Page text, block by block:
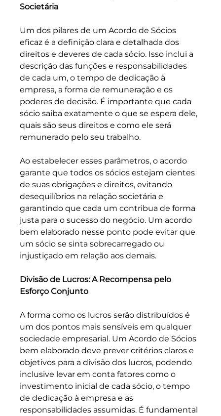
Societária
Um dos pilares de um Acordo de Sócios
eficaz é a definição clara e detalhada dos
direitos e deveres de cada sócio. Isso inclui a
descrição das funções e responsabilidades
de cada um, o tempo de dedicação à
empresa, a forma de remuneração e os
poderes de decisão. É importante que cada
sócio saiba exatamente o que se espera dele,
quais são seus direitos e como ele será
remunerado pelo seu trabalho.
Ao estabelecer esses parâmetros, o acordo
garante que todos os sócios estejam cientes
de suas obrigações e direitos, evitando
desequilíbrios na relação societária e
garantindo que cada um contribua de forma
justa para o sucesso do negócio. Um acordo
bem elaborado nesse ponto pode evitar que
um sócio se sinta sobrecarregado ou
injustiçado em relação aos demais.
Divisão de Lucros: A Recompensa pelo
Esforço Conjunto
A forma como os lucros serão distribuídos é
um dos pontos mais sensíveis em qualquer
sociedade empresarial. Um Acordo de Sócios
bem elaborado deve prever critérios claros e
objetivos para a divisão dos lucros, podendo
inclusive levar em conta fatores como o
investimento inicial de cada sócio, o tempo
de dedicação à empresa e as
responsabilidades assumidas. É fundamental